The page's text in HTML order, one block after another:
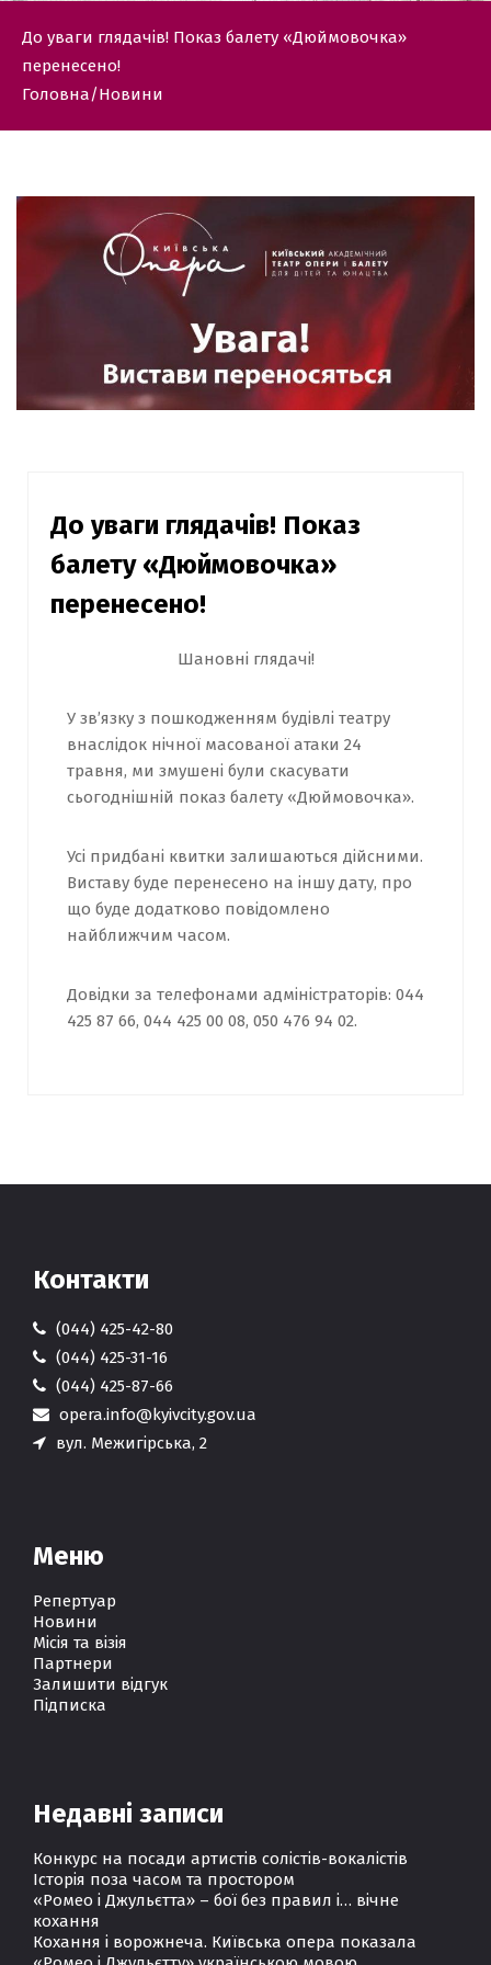
До уваги глядачів! Показ балету «Дюймовочка»
перенесено!
Головна Новини
До уваги глядачів! Показ
балету «Дюймовочка»
перенесено!
Шановні глядачі!
У зв’язку з пошкодженням будівлі театру
внаслідок нічної масованої атаки 24
травня, ми змушені були скасувати
сьогоднішній показ балету «Дюймовочка».
Усі придбані квитки залишаються дійсними.
Виставу буде перенесено на іншу дату, про
що буде додатково повідомлено
найближчим часом.
Довідки за телефонами адміністраторів: 044
425 87 66, 044 425 00 08, 050 476 94 02.
Контакти
(044) 425-42-80
(044) 425-31-16
(044) 425-87-66
opera.info@kyivcity.gov.ua
вул. Межигірська, 2
Меню
Репертуар
Новини
Місія та візія
Партнери
Залишити відгук
Підписка
Недавні записи
Конкурс на посади артистів солістів-вокалістів
Історія поза часом та простором
«Ромео і Джульєтта» – бої без правил і… вічне
кохання
Кохання і ворожнеча. Київська опера показала